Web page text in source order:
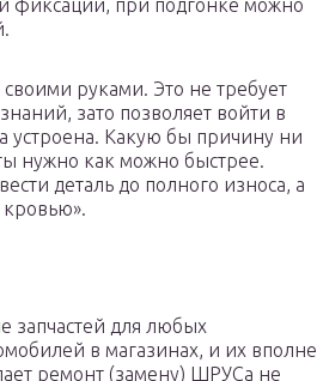
фиксации, при подгонке можно
руками. Это не требует
зато позволяет войти в
устроена. Какую бы причину ни
нужно как можно быстрее.
деталь до полного износа, а
кровью».
запчастей для любых
в магазинах, и их вполне
ремонт (замену) ШРУСа не